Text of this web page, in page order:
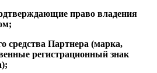
право владения
средства Партнера (марка,
регистрационный знак